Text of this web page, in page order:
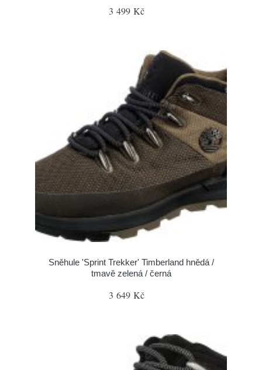
3 499 Kč
Sněhule 'Sprint Trekker' Timberland hnědá /
tmavě zelená / černá
3 649 Kč